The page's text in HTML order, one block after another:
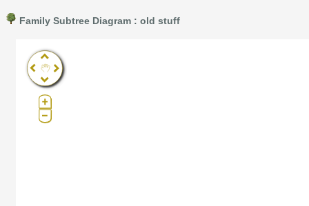
Family Subtree Diagram : old stuff